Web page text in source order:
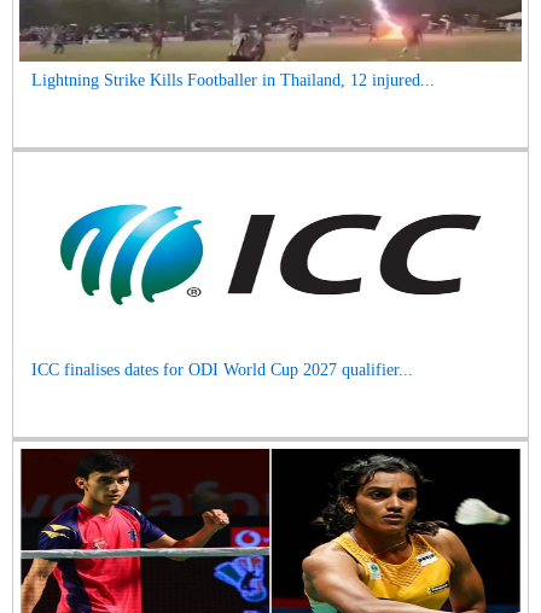
Lightning Strike Kills Footballer in Thailand, 12 injured...
ICC finalises dates for ODI World Cup 2027 qualifier...